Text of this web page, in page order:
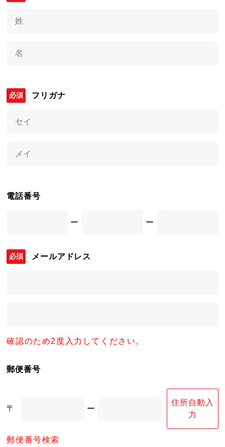
フリガナ
電話番号
ー ー
メールアドレス
確認のため2度入力してください。
郵便番号
〒 ー
住所自動入
力
郵便番号検索